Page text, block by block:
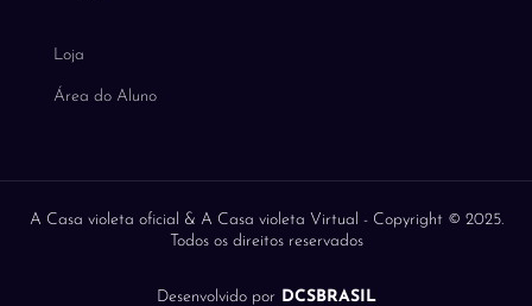
Loja
Área do Aluno
A Casa violeta oficial & A Casa violeta Virtual - Copyright © 2025.
Todos os direitos reservados
Desenvolvido porDCSBRASIL